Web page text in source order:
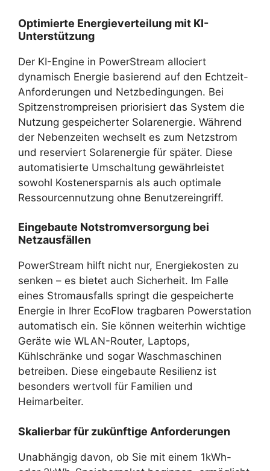
Optimierte Energieverteilung mit KI-
Unterstützung
Der KI-Engine in PowerStream allociert
dynamisch Energie basierend auf den Echtzeit-
Anforderungen und Netzbedingungen. Bei
Spitzenstrompreisen priorisiert das System die
Nutzung gespeicherter Solarenergie. Während
der Nebenzeiten wechselt es zum Netzstrom
und reserviert Solarenergie für später. Diese
automatisierte Umschaltung gewährleistet
sowohl Kostenersparnis als auch optimale
Ressourcennutzung ohne Benutzereingriff.
Eingebaute Notstromversorgung bei
Netzausfällen
PowerStream hilft nicht nur, Energiekosten zu
senken – es bietet auch Sicherheit. Im Falle
eines Stromausfalls springt die gespeicherte
Energie in Ihrer EcoFlow tragbaren Powerstation
automatisch ein. Sie können weiterhin wichtige
Geräte wie WLAN-Router, Laptops,
Kühlschränke und sogar Waschmaschinen
betreiben. Diese eingebaute Resilienz ist
besonders wertvoll für Familien und
Heimarbeiter.
Skalierbar für zukünftige Anforderungen
Unabhängig davon, ob Sie mit einem 1kWh-